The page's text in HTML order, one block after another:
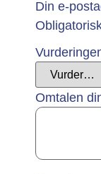
Din e-
Omtalen